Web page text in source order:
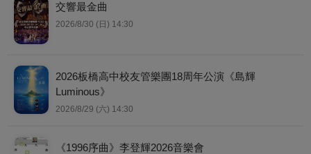
交響最金曲
2026/8/30 (日) 14:30
2026板橋高中校友管樂團18周年公演《島輝
Luminous》
2026/8/29 (六) 14:30
《1996序曲》李登輝2026音樂會